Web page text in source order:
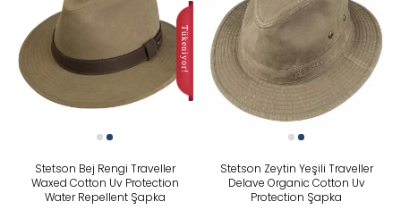
Stetson Bej Rengi Traveller
Waxed Cotton Uv Protection
Water Repellent Şapka
Stetson Zeytin Yeşili Traveller
Delave Organic Cotton Uv
Protection Şapka